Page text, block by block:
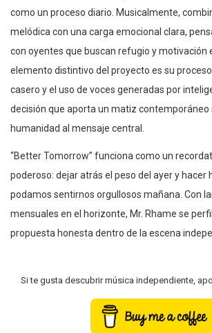
como un proceso diario. Musicalmente,
melódica con una carga emocional clara,
con oyentes que buscan refugio y motivación
elemento distintivo del proyecto es su
casero y el uso de voces generadas por
decisión que aporta un matiz contemporáneo
humanidad al mensaje central.
“Better Tomorrow” funciona como un
poderoso: dejar atrás el peso del ayer y hacer
podamos sentirnos orgullosos mañana. Con
mensuales en el horizonte, Mr. Rhame se
propuesta honesta dentro de la escena
Si te gusta descubrir música independiente,